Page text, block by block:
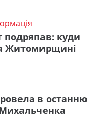
подряпав: куди
Житомирщині
в останню